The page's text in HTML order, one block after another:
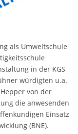
als Umweltschule
in der KGS
würdigten u.a.
von der
die anwesenden
Einsatz
(BNE).